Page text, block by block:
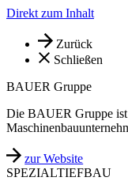
Direkt zum Inhalt
Zurück
Schließen
BAUER Gruppe
Die BAUER Gruppe
zur Website
SPEZIALTIEFBAU